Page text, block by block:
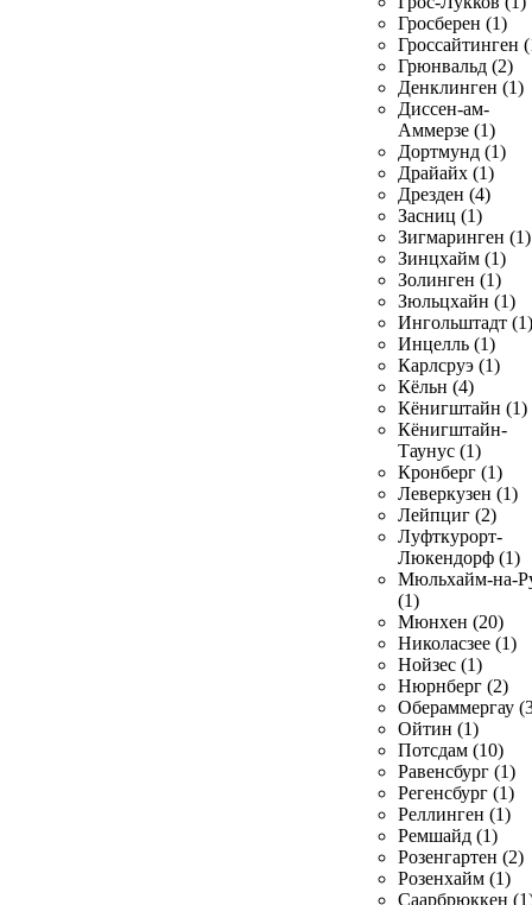
Гросберен (1)
Гроссайтинген
Грюнвальд (2)
Денклинген (1)
Диссен-ам-
Аммерзе (1)
Дортмунд (1)
Драйайх (1)
Дрезден (4)
Засниц (1)
Зигмаринген (1)
Зинцхайм (1)
Золинген (1)
Зюльцхайн (1)
Ингольштадт (1)
Инцелль (1)
Карлсруэ (1)
Кёльн (4)
Кёнигштайн (1)
Кёнигштайн-
Таунус (1)
Кронберг (1)
Леверкузен (1)
Лейпциг (2)
Луфткурорт-
Люкендорф (1)
Мюльхайм-на-
(1)
Мюнхен (20)
Николасзее (1)
Нойзес (1)
Нюрнберг (2)
Обераммергау
Ойтин (1)
Потсдам (10)
Равенсбург (1)
Регенсбург (1)
Реллинген (1)
Ремшайд (1)
Розенгартен (2)
Розенхайм (1)
Саарбрюккен